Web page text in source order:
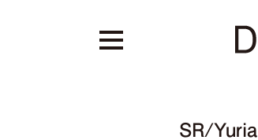
SR/Yuria